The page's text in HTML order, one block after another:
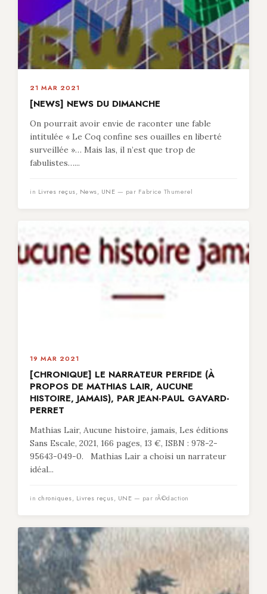
21 MAR 2021
[NEWS] NEWS DU DIMANCHE
On pourrait avoir envie de raconter une fable
intitulée « Le Coq confine ses ouailles en liberté
surveillée »… Mais las, il n’est que trop de
fabulistes…...
in Livres reçus, News, UNE — par Fabrice Thumerel
19 MAR 2021
[CHRONIQUE] LE NARRATEUR PERFIDE (À
PROPOS DE MATHIAS LAIR, AUCUNE
HISTOIRE, JAMAIS), PAR JEAN-PAUL GAVARD-
PERRET
Mathias Lair, Aucune histoire, jamais, Les éditions
Sans Escale, 2021, 166 pages, 13 €, ISBN : 978-2-
95643-049-0. Mathias Lair a choisi un narrateur
idéal...
in chroniques, Livres reçus, UNE — par rÃ©daction